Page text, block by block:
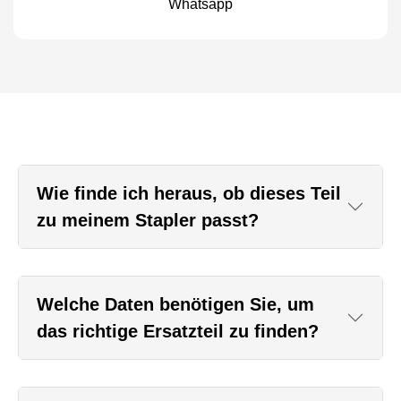
Whatsapp
Wie finde ich heraus, ob dieses Teil
zu meinem Stapler passt?
Welche Daten benötigen Sie, um
das richtige Ersatzteil zu finden?